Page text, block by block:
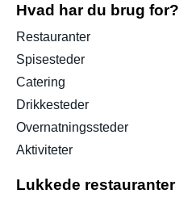
Hvad har du brug for?
Restauranter
Spisesteder
Catering
Drikkesteder
Overnatningssteder
Aktiviteter
Lukkede restauranter